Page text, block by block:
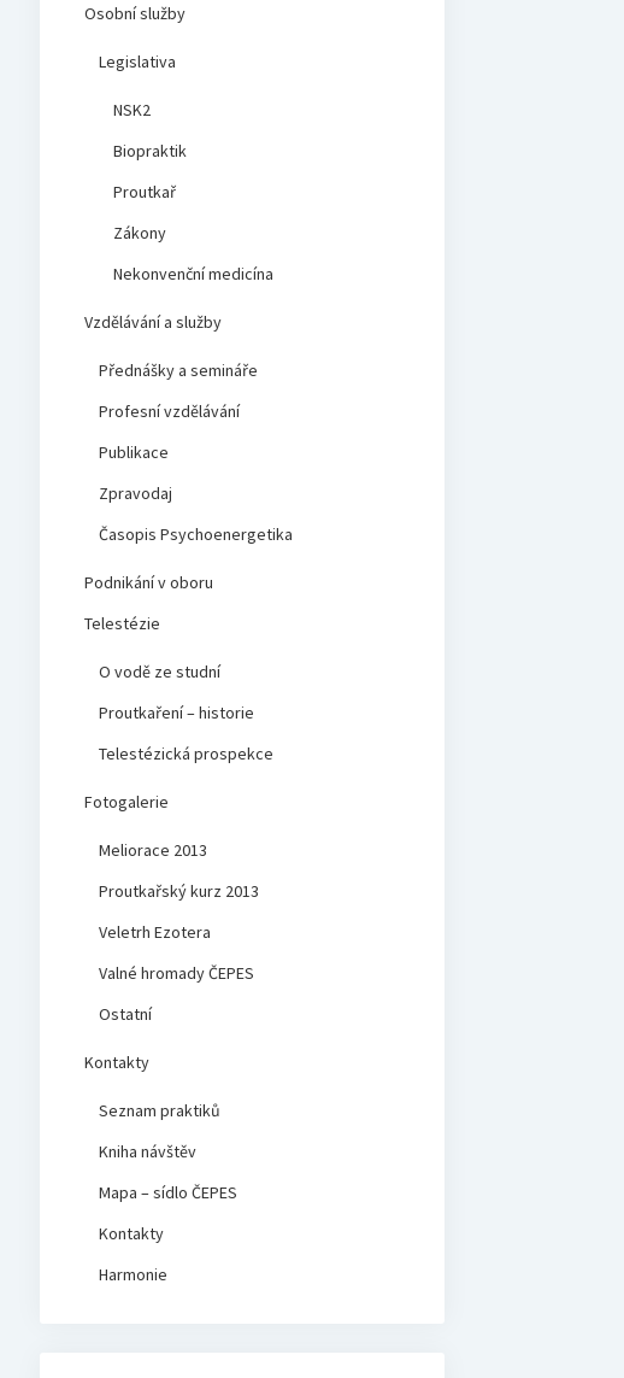
Osobní služby
Legislativa
NSK2
Biopraktik
Proutkař
Zákony
Nekonvenční medicína
Vzdělávání a služby
Přednášky a semináře
Profesní vzdělávání
Publikace
Zpravodaj
Časopis Psychoenergetika
Podnikání v oboru
Telestézie
O vodě ze studní
Proutkaření – historie
Telestézická prospekce
Fotogalerie
Meliorace 2013
Proutkařský kurz 2013
Veletrh Ezotera
Valné hromady ČEPES
Ostatní
Kontakty
Seznam praktiků
Kniha návštěv
Mapa – sídlo ČEPES
Kontakty
Harmonie